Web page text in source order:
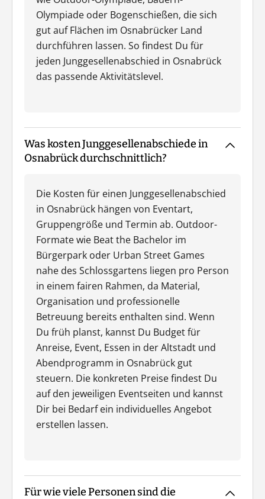
Olympiade oder Bogenschießen, die sich
gut auf Flächen im Osnabrücker Land
durchführen lassen. So findest Du für
jeden Junggesellenabschied in Osnabrück
das passende Aktivitätslevel.
Was kosten Junggesellenabschiede in
Osnabrück durchschnittlich?
Die Kosten für einen Junggesellenabschied
in Osnabrück hängen von Eventart,
Gruppengröße und Termin ab. Outdoor-
Formate wie Beat the Bachelor im
Bürgerpark oder Urban Street Games
nahe des Schlossgartens liegen pro Person
in einem fairen Rahmen, da Material,
Organisation und professionelle
Betreuung bereits enthalten sind. Wenn
Du früh planst, kannst Du Budget für
Anreise, Event, Essen in der Altstadt und
Abendprogramm in Osnabrück gut
steuern. Die konkreten Preise findest Du
auf den jeweiligen Eventseiten und kannst
Dir bei Bedarf ein individuelles Angebot
erstellen lassen.
Für wie viele Personen sind die